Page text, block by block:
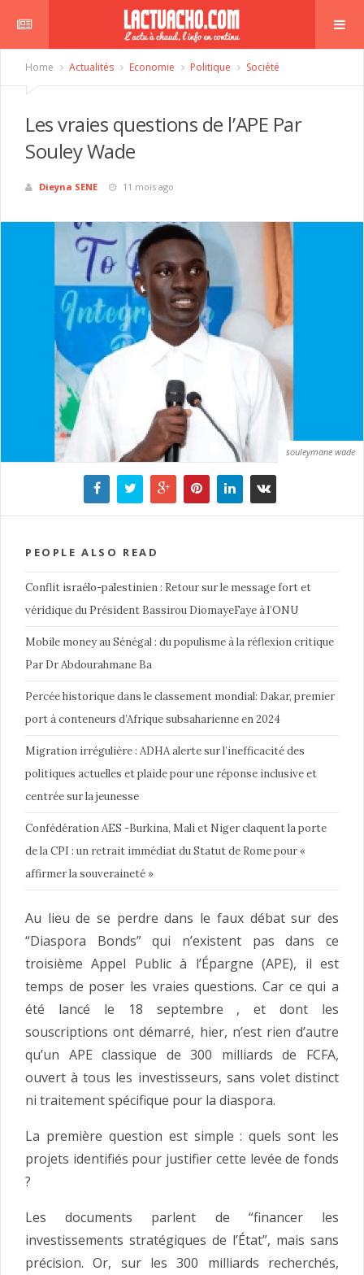
Home Actualités Economie Politique Société
Les vraies questions de l’APE Par
Souley Wade
Dieyna SENE 11 mois ago
souleymane wade
PEOPLE ALSO READ
Conflit israélo-palestinien : Retour sur le message fort et
véridique du Président Bassirou DiomayeFaye à l’ONU
Mobile money au Sénégal : du populisme à la réflexion critique
Par Dr Abdourahmane Ba
Percée historique dans le classement mondial: Dakar, premier
port à conteneurs d’Afrique subsaharienne en 2024
Migration irrégulière : ADHA alerte sur l’inefficacité des
politiques actuelles et plaide pour une réponse inclusive et
centrée sur la jeunesse
Confédération AES -Burkina, Mali et Niger claquent la porte
de la CPI : un retrait immédiat du Statut de Rome pour «
affirmer la souveraineté »
Au lieu de se perdre dans le faux débat sur des
“Diaspora Bonds” qui n’existent pas dans ce
troisième Appel Public à l’Épargne (APE), il est
temps de poser les vraies questions. Car ce qui a
été lancé le 18 septembre , et dont les
souscriptions ont démarré, hier, n’est rien d’autre
qu’un APE classique de 300 milliards de FCFA,
ouvert à tous les investisseurs, sans volet distinct
ni traitement spécifique pour la diaspora.
La première question est simple : quels sont les
projets identifiés pour justifier cette levée de fonds
?
Les documents parlent de “financer les
investissements stratégiques de l’État”, mais sans
précision. Or, sur les 300 milliards recherchés,